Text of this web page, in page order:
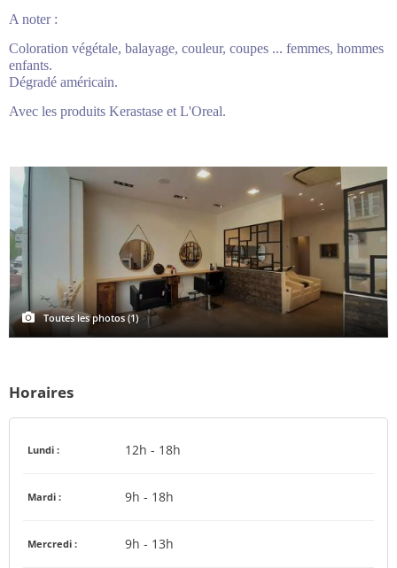
A noter :
Coloration végétale, balayage, couleur, coupes ... femmes, hommes
enfants.
Dégradé américain.
Avec les produits Kerastase et L'Oreal.
Toutes les photos (1)
Horaires
Lundi : 12h - 18h
Mardi : 9h - 18h
Mercredi : 9h - 13h